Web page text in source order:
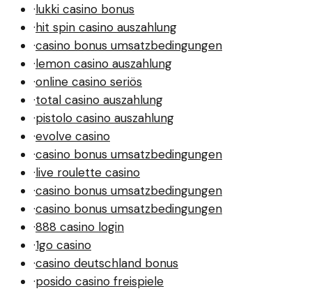
·lukki casino bonus
·hit spin casino auszahlung
·casino bonus umsatzbedingungen
·lemon casino auszahlung
·online casino seriös
·total casino auszahlung
·pistolo casino auszahlung
·evolve casino
·casino bonus umsatzbedingungen
·live roulette casino
·casino bonus umsatzbedingungen
·casino bonus umsatzbedingungen
·888 casino login
·1go casino
·casino deutschland bonus
·posido casino freispiele